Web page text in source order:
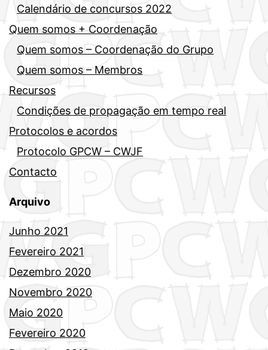
Calendário de concursos 2022
Quem somos + Coordenação
Quem somos – Coordenação do Grupo
Quem somos – Membros
Recursos
Condições de propagação em tempo real
Protocolos e acordos
Protocolo GPCW – CWJF
Contacto
Arquivo
Junho 2021
Fevereiro 2021
Dezembro 2020
Novembro 2020
Maio 2020
Fevereiro 2020